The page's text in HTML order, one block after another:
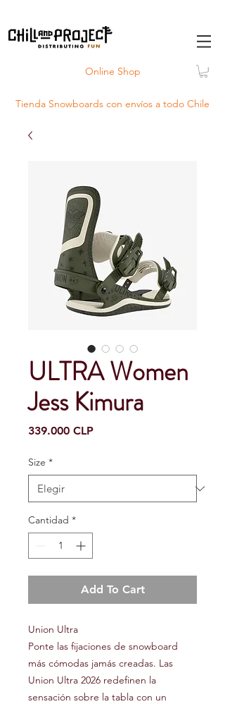
Online Shop
Tienda Snowboards con envíos a todo Chile
ULTRA Women
Jess Kimura
339.000 CLPPrecio
Size *
Cantidad *
Add To Cart
Union Ultra
Ponte las fijaciones de snowboard
más cómodas jamás creadas. Las
Union Ultra 2026 redefinen la
sensación sobre la tabla con un